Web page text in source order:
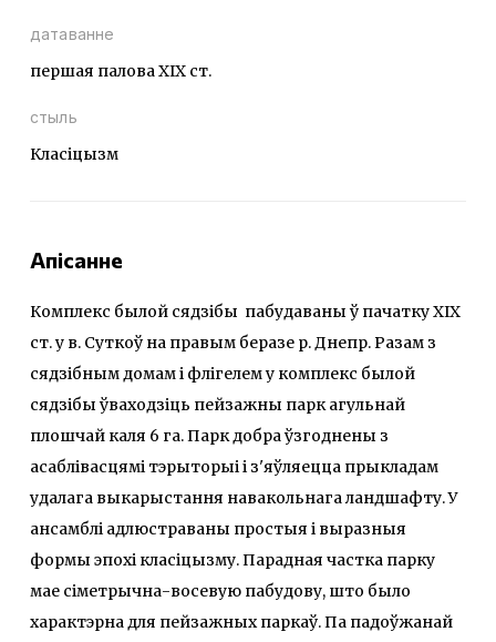
датаванне
першая палова ХІХ ст.
стыль
Класіцызм
Апісанне
Комплекс былой сядзібы пабудаваны ў пачатку ХІХ
ст. у в. Суткоў на правым беразе р. Днепр. Разам з
сядзібным домам і флігелем у комплекс былой
сядзібы ўваходзіць пейзажны парк агульнай
плошчай каля 6 га. Парк добра ўзгоднены з
асаблівасцямі тэрыторыі і з'яўляецца прыкладам
удалага выкарыстання навакольнага ландшафту. У
ансамблі адлюстраваны простыя і выразныя
формы эпохі класіцызму. Парадная частка парку
мае сіметрычна-восевую пабудову, што было
характэрна для пейзажных паркаў. Па падоўжанай